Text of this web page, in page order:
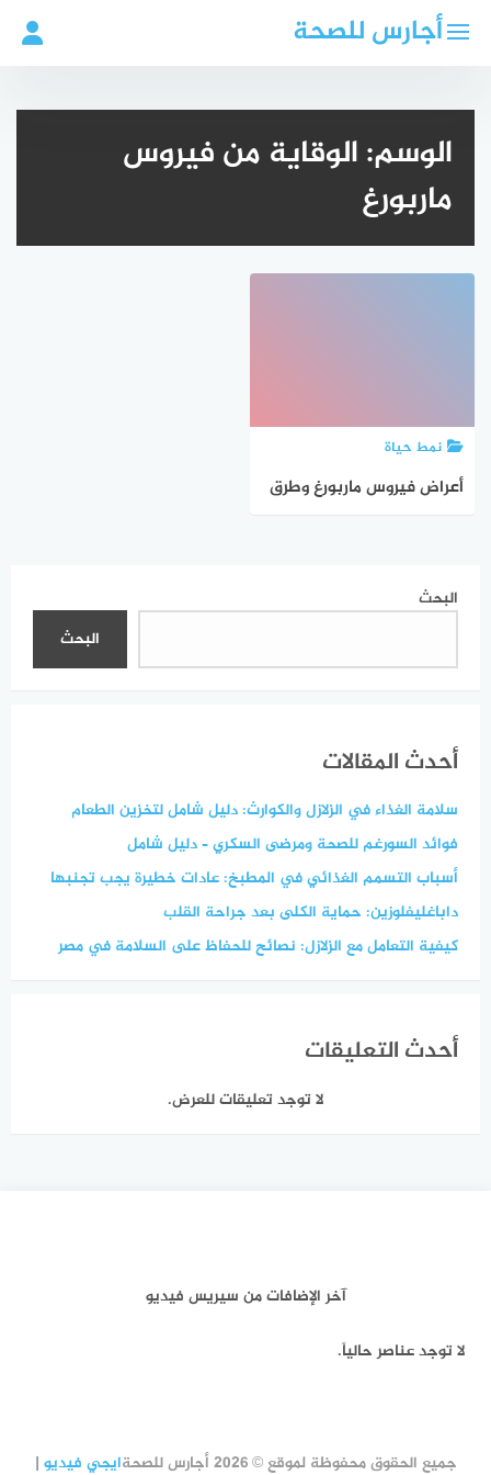
أجارس للصحة
الوسم:الوقاية من فيروس
ماربورغ
نمط حياة
أعراض فيروس ماربورغ وطرق
البحث
البحث
أحدث المقالات
سلامة الغذاء في الزلازل والكوارث: دليل شامل لتخزين الطعام
فوائد السورغم للصحة ومرضى السكري – دليل شامل
أسباب التسمم الغذائي في المطبخ: عادات خطيرة يجب تجنبها
داباغليفلوزين: حماية الكلى بعد جراحة القلب
كيفية التعامل مع الزلازل: نصائح للحفاظ على السلامة في مصر
أحدث التعليقات
لا توجد تعليقات للعرض.
آخر الإضافات من سيريس فيديو
لا توجد عناصر حالياً.
جميع الحقوق محفوظة لموقع © 2026 أجارس للصحة ايجي فيديو |